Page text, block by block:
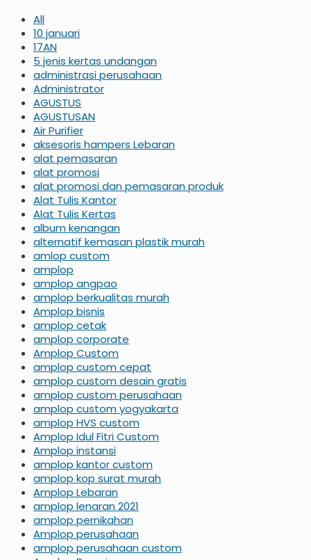
All
10 januari
17AN
5 jenis kertas undangan
administrasi perusahaan
Administrator
AGUSTUS
AGUSTUSAN
Air Purifier
aksesoris hampers Lebaran
alat pemasaran
alat promosi
alat promosi dan pemasaran produk
Alat Tulis Kantor
Alat Tulis Kertas
album kenangan
alternatif kemasan plastik murah
amlop custom
amplop
amplop angpao
amplop berkualitas murah
Amplop bisnis
amplop cetak
amplop corporate
Amplop Custom
amplop custom cepat
amplop custom desain gratis
amplop custom perusahaan
amplop custom yogyakarta
amplop HVS custom
Amplop Idul Fitri Custom
Amplop instansi
amplop kantor custom
amplop kop surat murah
Amplop Lebaran
amplop lenaran 2021
amplop pernikahan
Amplop perusahaan
amplop perusahaan custom